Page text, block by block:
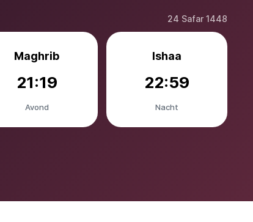
24 Safar 1448
Maghrib
21:19
Avond
Ishaa
22:59
Nacht